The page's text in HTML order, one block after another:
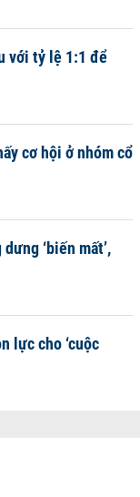
với tỷ lệ 1:1 để
cơ hội ở nhóm cổ
‘biến mất’,
lực cho ‘cuộc